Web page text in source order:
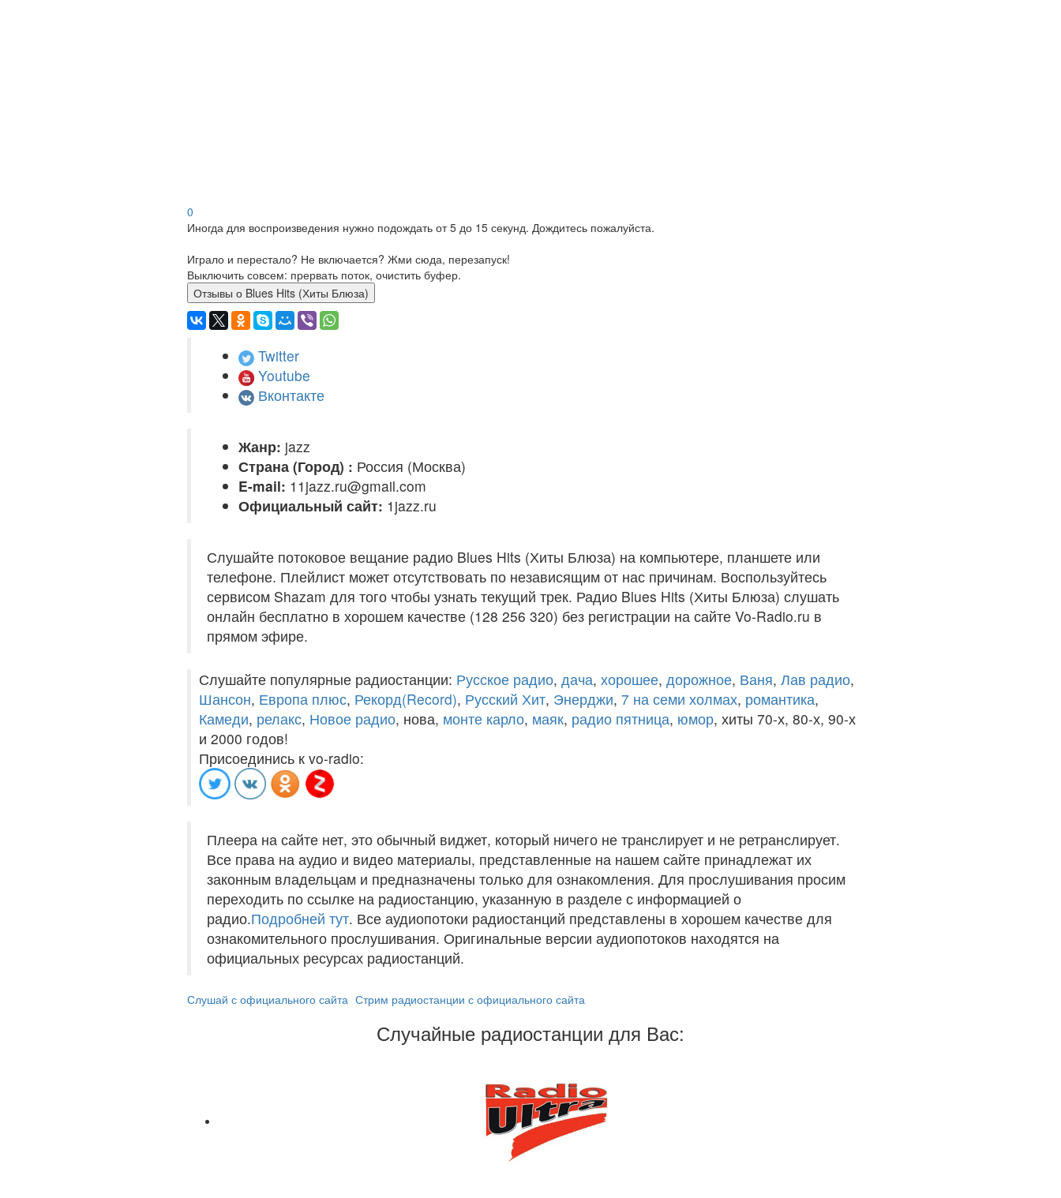
0
Иногда для воспроизведения нужно подождать от 5 до 15 секунд. Дождитесь пожалуйста.
Играло и перестало? Не включается? Жми сюда, перезапуск!
Выключить совсем: прервать поток, очистить буфер.
Отзывы о Blues Hits (Хиты Блюза)
Twitter
Youtube
Вконтакте
Жанр: jazz
Страна (Город) : Россия (Москва)
E-mail: 11jazz.ru@gmail.com
Официальный сайт: 1jazz.ru
Слушайте потоковое вещание радио Blues Hits (Хиты Блюза) на компьютере, планшете или
телефоне. Плейлист может отсутствовать по независящим от нас причинам. Воспользуйтесь
сервисом Shazam для того чтобы узнать текущий трек. Радио Blues Hits (Хиты Блюза) слушать
онлайн бесплатно в хорошем качестве (128 256 320) без регистрации на сайте Vo-Radio.ru в
прямом эфире.
Слушайте популярные радиостанции: Русское радио, дача, хорошее, дорожное, Ваня, Лав радио,
Шансон, Европа плюс, Рекорд(Record), Русский Хит, Энерджи, 7 на семи холмах, романтика,
Камеди, релакс, Новое радио, нова, монте карло, маяк, радио пятница, юмор, хиты 70-х, 80-х, 90-х
и 2000 годов!
Присоединись к vo-radio:
Плеера на сайте нет, это обычный виджет, который ничего не транслирует и не ретранслирует.
Все права на аудио и видео материалы, представленные на нашем сайте принадлежат их
законным владельцам и предназначены только для ознакомления. Для прослушивания просим
переходить по ссылке на радиостанцию, указанную в разделе с информацией о
радио.Подробней тут. Все аудиопотоки радиостанций представлены в хорошем качестве для
ознакомительного прослушивания. Оригинальные версии аудиопотоков находятся на
официальных ресурсах радиостанций.
Слушай с официального сайта Стрим радиостанции с официального сайта
Случайные радиостанции для Вас: